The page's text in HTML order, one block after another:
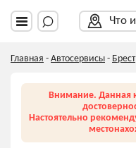
Что
Главная - Автосервисы - Брест
Внимание. Данная
Настоятельно